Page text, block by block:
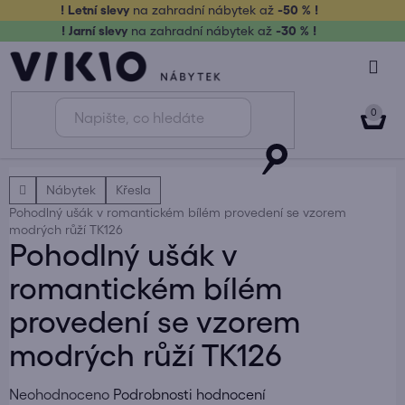
obsah
! Letní slevy na zahradní nábytek až-50 % !
! Jarní slevy na zahradní nábytek až -30 % !
DomůNábytek
Křesla
Pohodlný ušák v romantickém bílém provedení se vzorem
modrých růží TK126
Pohodlný ušák v
romantickém bílém
provedení se vzorem
modrých růží TK126
Průměrné
Neohodnoceno Podrobnosti hodnocení